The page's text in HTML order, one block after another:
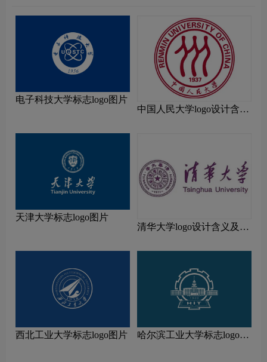
电子科技大学标志logo图片
中国人民大学logo设计含义
天津大学标志logo图片
清华大学logo设计含义及设
西北工业大学标志logo图片
哈尔滨工业大学标志logo图